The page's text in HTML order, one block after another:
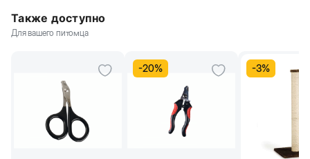
Также доступно
Для вашего питомца
-20% -3%